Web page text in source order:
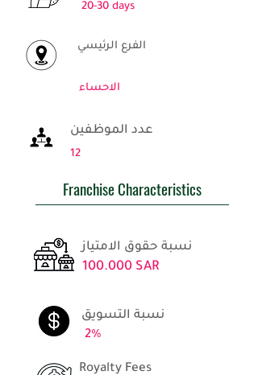
20-30 days
الاحساء
12
Franchise Characteristics
نسبة حقوق الامتياز
100.000 SAR
2%
Royalty Fees